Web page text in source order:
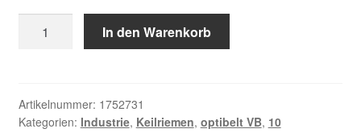
Shop
Warenkorb
In den Warenkorb
Artikelnummer: 1752731
Kategorien: Industrie, Keilriemen, optibelt VB, 10